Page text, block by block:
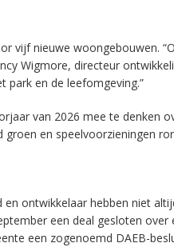
vijf nieuwe woongebouwen.
Wigmore, directeur
en de leefomgeving.”
van 2026 mee te denken
groen en speelvoorzieningen
ontwikkelaar hebben niet
een deal gesloten over
een zogenoemd DAEB-